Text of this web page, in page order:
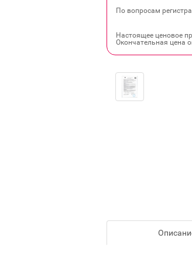
По вопросам
Настоящее ценовое
Окончательная цена